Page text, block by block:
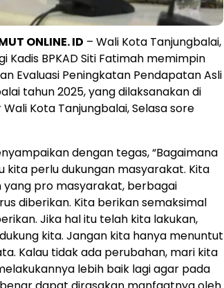
ONLINE. ID – Wali Kota Tanjungbalai,
Kadis BPKAD Siti Fatimah memimpin
Evaluasi Peningkatan Pendapatan Asli
tahun 2025, yang dilaksanakan di
Kota Tanjungbalai, Selasa sore
dengan tegas, “Bagaimana
kita perlu dukungan masyarakat. Kita
pro masyarakat, berbagai
diberikan. Kita berikan semaksimal
Jika hal itu telah kita lakukan,
kita. Jangan kita hanya menuntut
Kalau tidak ada perubahan, mari kita
lebih baik lagi agar pada